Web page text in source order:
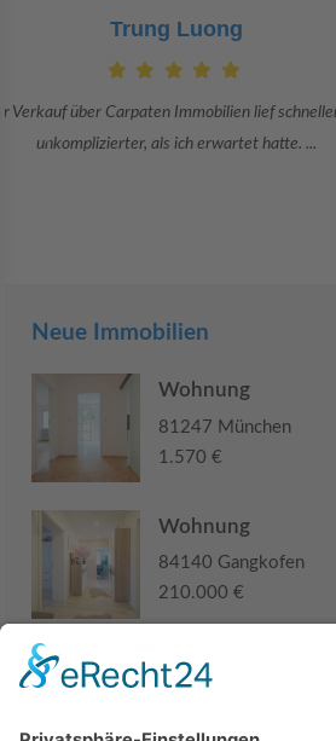
Claudia
Danke an Carpaten Immobilien und
Sie war viele Monate
Neue Immobilien
Wohnung
81247 München
1.570 €
Wohnung
84140 Gangkofen
210.000 €
Haus
285.000 €